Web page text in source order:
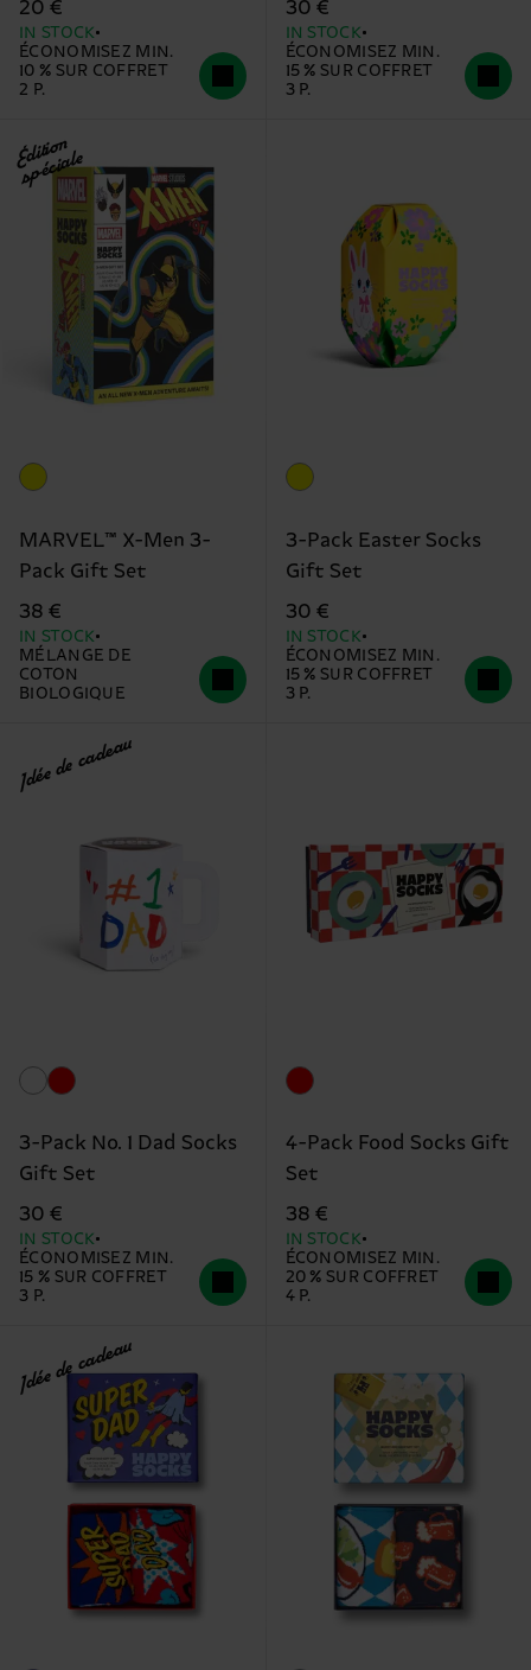
20 €
IN STOCK
ÉCONOMISEZ MIN.
10 % SUR COFFRET
2 P.
30 €
IN STOCK
ÉCONOMISEZ MIN.
15 % SUR COFFRET
3 P.
Édition
spéciale
MARVEL™ X-Men 3-
Pack Gift Set
38 €
IN STOCK
MÉLANGE DE
COTON
BIOLOGIQUE
3-Pack Easter Socks
Gift Set
30 €
IN STOCK
ÉCONOMISEZ MIN.
15 % SUR COFFRET
3 P.
Idée de cadeau
3-Pack No. 1 Dad Socks
Gift Set
30 €
IN STOCK
ÉCONOMISEZ MIN.
15 % SUR COFFRET
3 P.
4-Pack Food Socks Gift
Set
38 €
IN STOCK
ÉCONOMISEZ MIN.
20 % SUR COFFRET
4 P.
Idée de cadeau